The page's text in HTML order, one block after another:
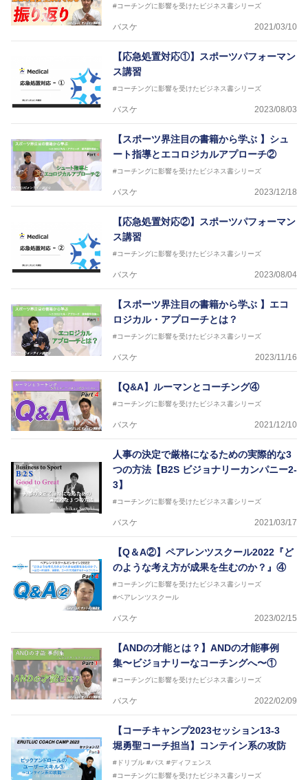
2017年U12ナショナルキャンプヘッドコーチ
2017年U13ナショナルキャンプヘッドコーチ
2017年男子日本代表サポートコーチ
リーコーチ
2018年U12ナショナルキャンプヘッドコーチ
2018年U13ナショナルキャンプヘッドコーチ
2018年～2021年男子日本代表サポートコーチ
2021年～女子日本代表アシスタントコーチ
#コーチングに影響を受けたビジネス書シリーズ
バスケ 2021/03/10
【応急処置対応①】スポーツパフォーマン
ス講習
#コーチングに影響を受けたビジネス書シリーズ
バスケ 2023/08/03
【スポーツ界注目の書籍から学ぶ 】シュ
ート指導とエコロジカルアプローチ②
#コーチングに影響を受けたビジネス書シリーズ
バスケ 2023/12/18
【応急処置対応②】スポーツパフォーマン
ス講習
#コーチングに影響を受けたビジネス書シリーズ
バスケ 2023/08/04
【スポーツ界注目の書籍から学ぶ 】エコ
ロジカル・アプローチとは？
#コーチングに影響を受けたビジネス書シリーズ
バスケ 2023/11/16
【Q&A】ルーマンとコーチング④
#コーチングに影響を受けたビジネス書シリーズ
バスケ 2021/12/10
人事の決定で厳格になるための実際的な3
つの方法【B2S ビジョナリーカンパニー2-
3】
#コーチングに影響を受けたビジネス書シリーズ
バスケ 2021/03/17
【Q＆A②】ペアレンツスクール2022『ど
のような考え方が成果を生むのか？』④
#コーチングに影響を受けたビジネス書シリーズ
#ペアレンツスクール
バスケ 2023/02/15
【ANDの才能とは？】ANDの才能事例
集〜ビジョナリーなコーチングへ〜①
#コーチングに影響を受けたビジネス書シリーズ
バスケ 2022/02/09
【コーチキャンプ2023セッション13-3
堀勇聖コーチ担当】コンテイン系の攻防
#ドリブル #パス #ディフェンス
#コーチングに影響を受けたビジネス書シリーズ